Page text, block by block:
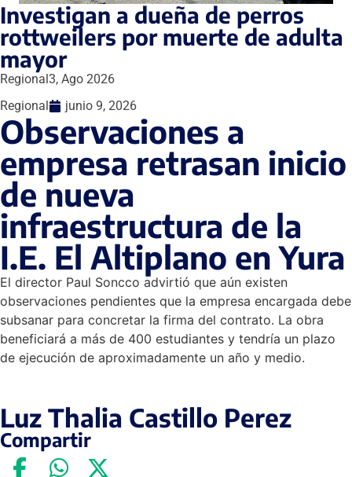
Investigan a dueña de perros
rottweilers por muerte de adulta
mayor
Regional3, Ago 2026
Regional
junio 9, 2026
Observaciones a
empresa retrasan inicio
de nueva
infraestructura de la
I.E. El Altiplano en Yura
El director Paul Soncco advirtió que aún existen
observaciones pendientes que la empresa encargada debe
subsanar para concretar la firma del contrato. La obra
beneficiará a más de 400 estudiantes y tendría un plazo
de ejecución de aproximadamente un año y medio.
Luz Thalia Castillo Perez
Compartir